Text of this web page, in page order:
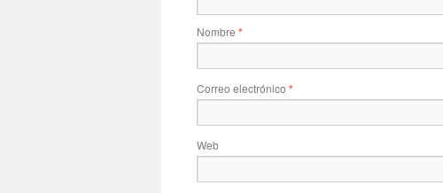
Nombre *
Correo electrónico *
Web